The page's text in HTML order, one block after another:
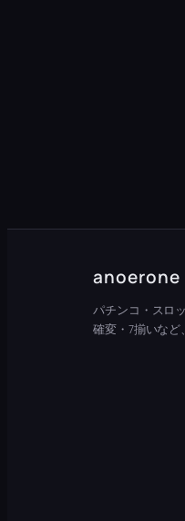
anoerone
パチンコ・スロ
確変・7揃いなど